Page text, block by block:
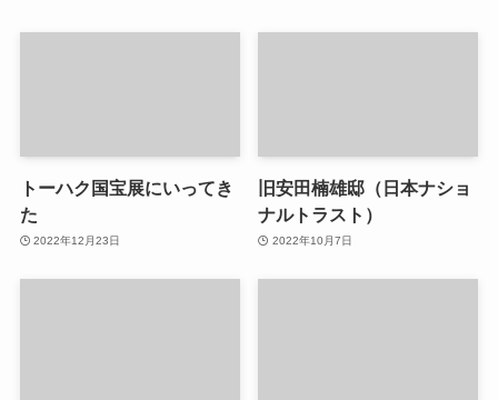
トーハク国宝展にいってき
た
2022年12月23日
旧安田楠雄邸（日本ナショ
ナルトラスト）
2022年10月7日